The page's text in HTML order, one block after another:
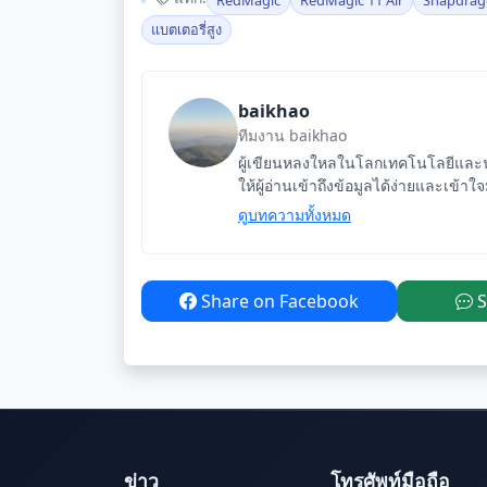
แบตเตอรี่สูง
baikhao
ทีมงาน baikhao
ผู้เขียนหลงใหลในโลกเทคโนโลยีแล
ให้ผู้อ่านเข้าถึงข้อมูลได้ง่ายและเข้าใ
ดูบทความทั้งหมด
Share on Facebook
ข่าว โทรศัพท์มือถือ